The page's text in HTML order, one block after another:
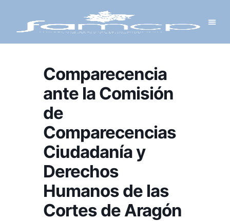
Comparecencia
ante la Comisión
de
Comparecencias
Ciudadanía y
Derechos
Humanos de las
Cortes de Aragón